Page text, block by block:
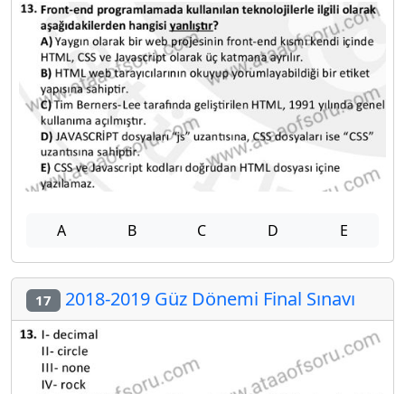
A B C D E
17 2018-2019 Güz Dönemi Final Sınavı